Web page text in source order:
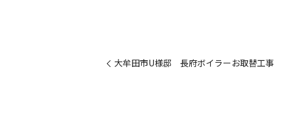
大牟田市U様邸 長府ボイラーお取替工事